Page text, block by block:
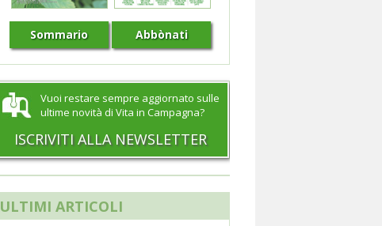
Sommario Abbònati
Vuoi restare sempre aggiornato sulle
ultime novità di Vita in Campagna?
ISCRIVITI ALLA NEWSLETTER
ULTIMI ARTICOLI